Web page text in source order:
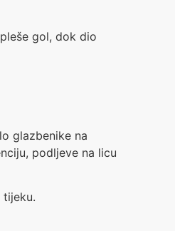
gol, dok dio
glazbenike na
podljeve na licu